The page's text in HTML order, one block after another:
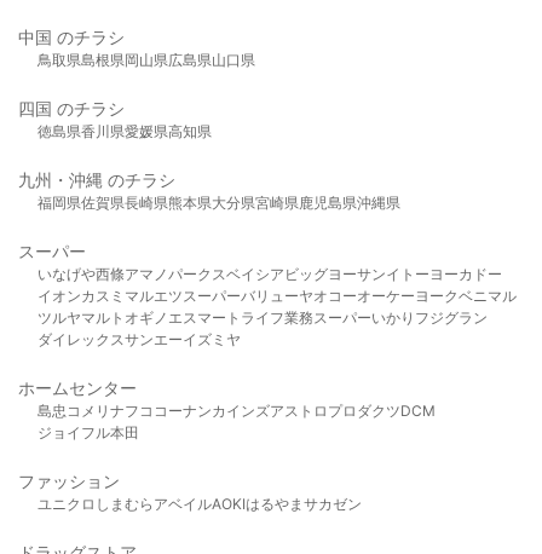
中国 のチラシ
鳥取県島根県岡山県広島県山口県
四国 のチラシ
徳島県香川県愛媛県高知県
九州・沖縄 のチラシ
福岡県佐賀県長崎県熊本県大分県宮崎県鹿児島県沖縄県
スーパー
いなげや西條アマノパークスベイシア ビッグヨーサンイトーヨーカドー
イオンカスミ マルエツスーパーバリューヤオコーオーケー ヨークベニマル
ツルヤマルト オギノ エスマート ライフ業務スーパーいかり フジグラン
ダイレックスサンエーイズミヤ
ホームセンター
島忠 コメリ ナフコ コーナンカインズアストロプロダクツDCM
ジョイフル本田
ファッション
ユニクロ しまむら アベイルAOKIはるやま サカゼン